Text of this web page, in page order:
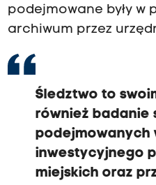
podejmowane były w
archiwum przez
Śledztwo to
również badanie
podejmowanych
inwestycyjnego
miejskich oraz